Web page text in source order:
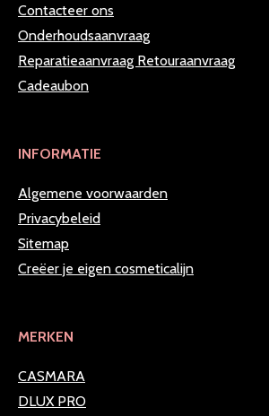
Contacteer ons
Onderhoudsaanvraag
Reparatieaanvraag Retouraanvraag
Cadeaubon
INFORMATIE
Algemene voorwaarden
Privacybeleid
Sitemap
Creëer je eigen cosmeticalijn
MERKEN
CASMARA
DLUX PRO